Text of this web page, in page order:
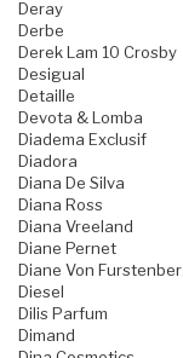
Deray
Derbe
Derek Lam 10 Crosby
Desigual
Detaille
Devota & Lomba
Diadema Exclusif
Diadora
Diana De Silva
Diana Ross
Diana Vreeland
Diane Pernet
Diane Von
Diesel
Dilis Parfum
Dimand